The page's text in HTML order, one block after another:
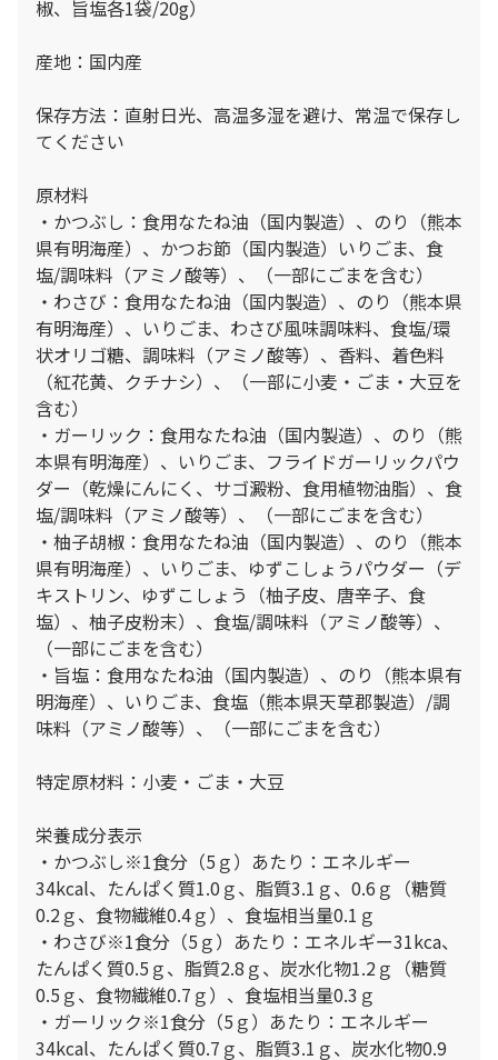
椒、旨塩各1袋/20g）
産地：国内産
保存方法：直射日光、高温多湿を避け、常温で保存し
てください
原材料
・かつぶし：食用なたね油（国内製造）、のり（熊本
県有明海産）、かつお節（国内製造）いりごま、食
塩/調味料（アミノ酸等）、（一部にごまを含む）
・わさび：食用なたね油（国内製造）、のり（熊本県
有明海産）、いりごま、わさび風味調味料、食塩/環
状オリゴ糖、調味料（アミノ酸等）、香料、着色料
（紅花黄、クチナシ）、（一部に小麦・ごま・大豆を
含む）
・ガーリック：食用なたね油（国内製造）、のり（熊
本県有明海産）、いりごま、フライドガーリックパウ
ダー（乾燥にんにく、サゴ澱粉、食用植物油脂）、食
塩/調味料（アミノ酸等）、（一部にごまを含む）
・柚子胡椒：食用なたね油（国内製造）、のり（熊本
県有明海産）、いりごま、ゆずこしょうパウダー（デ
キストリン、ゆずこしょう（柚子皮、唐辛子、食
塩）、柚子皮粉末）、食塩/調味料（アミノ酸等）、
（一部にごまを含む）
・旨塩：食用なたね油（国内製造）、のり（熊本県有
明海産）、いりごま、食塩（熊本県天草郡製造）/調
味料（アミノ酸等）、（一部にごまを含む）
特定原材料：小麦・ごま・大豆
栄養成分表示
・かつぶし※1食分（5ｇ）あたり：エネルギー
34kcal、たんぱく質1.0ｇ、脂質3.1ｇ、0.6ｇ（糖質
0.2ｇ、食物繊維0.4ｇ）、食塩相当量0.1ｇ
・わさび※1食分（5ｇ）あたり：エネルギー31kca、
たんぱく質0.5ｇ、脂質2.8ｇ、炭水化物1.2ｇ（糖質
0.5ｇ、食物繊維0.7ｇ）、食塩相当量0.3ｇ
・ガーリック※1食分（5ｇ）あたり：エネルギー
34kcal、たんぱく質0.7ｇ、脂質3.1ｇ、炭水化物0.9